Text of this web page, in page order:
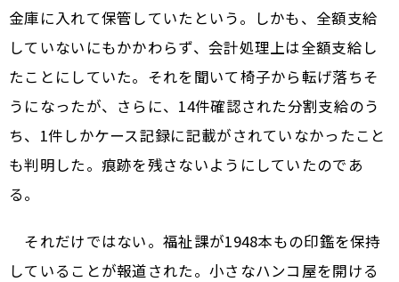
金庫に入れて保管していたという。しかも、全額支給
していないにもかかわらず、会計処理上は全額支給し
たことにしていた。それを聞いて椅子から転げ落ちそ
うになったが、さらに、14件確認された分割支給のう
ち、1件しかケース記録に記載がされていなかったこと
も判明した。痕跡を残さないようにしていたのであ
る。
それだけではない。福祉課が1948本もの印鑑を保持
していることが報道された。小さなハンコ屋を開ける